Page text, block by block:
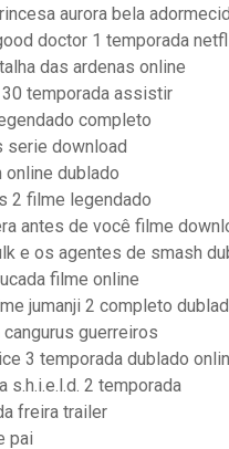
aurora bela
doctor 1 temporada
das ardenas online
temporada assistir
completo
serie download
online dublado
2 filme legendado
antes de você filme
e os agentes de smash
filme online
jumanji 2 completo
cangurus guerreiros
3 temporada dublado
s.h.i.e.l.d. 2 temporada
freira trailer
pai